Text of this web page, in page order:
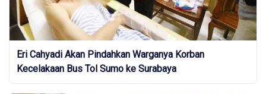
Eri Cahyadi Akan Pindahkan Warganya Korban
Kecelakaan Bus Tol Sumo ke Surabaya